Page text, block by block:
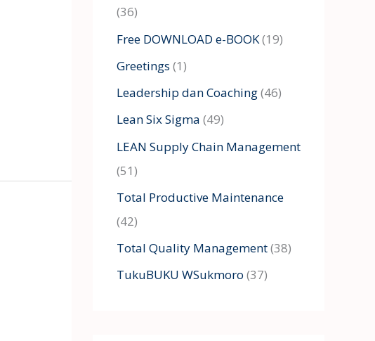
r
:
(36)
Free DOWNLOAD e-BOOK(19)
Greetings (1)
Leadership dan Coaching(46)
Lean Six Sigma (49)
LEAN Supply Chain Management
(51)
Total Productive Maintenance
(42)
Total Quality Management(38)
TukuBUKU WSukmoro (37)